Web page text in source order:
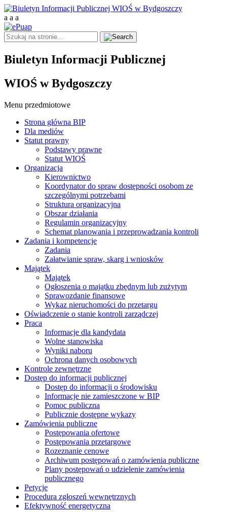
a a a
Biuletyn Informacji Publicznej
WIOŚ w Bydgoszczy
Menu przedmiotowe
Strona główna BIP
Dla mediów
Statut prawny
Podstawy prawne
Statut WIOŚ
Organizacja
Kierownictwo
Koordynator do spraw dostępności osobom ze
szczególnymi potrzebami
Struktura organizacyjna
Obszar działania
Regulamin organizacyjny
Schemat planowania i przeprowadzania kontroli
Zadania i kompetencje
Zadania
Załatwianie spraw, skarg i wniosków
Majątek
Majątek
Ogłoszenia o majątku zbędnym lub zużytym
Sprawozdanie finansowe
Wykaz nieruchomości do przetargu
Oświadczenie o stanie kontroli zarządczej
Praca
Informacje dla kandydata
Wolne stanowiska
Wyniki naboru
Ochrona danych osobowych
Kontrole zewnętrzne
Dostęp do informacji publicznej
Dostęp do informacji o środowisku
Informacje nie zamieszczone w BIP
Pomoc publiczna
Publicznie dostępne wykazy
Zamówienia publiczne
Postępowania ofertowe
Postępowania przetargowe
Rozeznanie cenowe
Archiwum postępowań o zamówienia publiczne
Plany postępowań o udzielenie zamówienia
publicznego
Petycje
Procedura zgłoszeń wewnętrznych
Efektywność energetyczna